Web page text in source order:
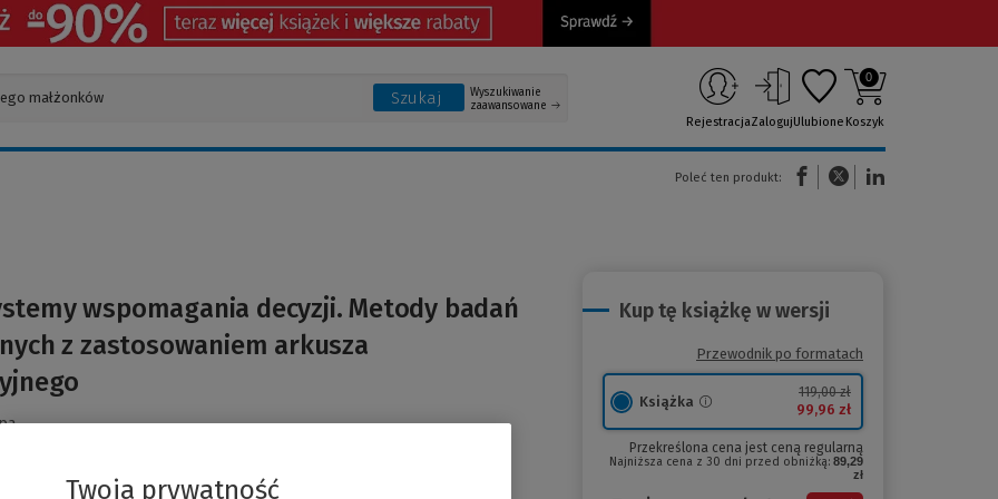
Szukaj
Wyszukiwanie
zaawansowane
RejestracjaZalogujUlubione
0
Koszyk
Poleć ten produkt:
(Nowe okno)(Link do innej strony)
wspomagania decyzji. Metody badań
z zastosowaniem arkusza
Kup tę książkę w wersji
Przewodnik po formatach
Książka
119,00 zł
99,96 zł
Przekreślona cena jest ceną regularną
Najniższa cena z 30 dni przed obniżką: 89,29
zł
Twoja prywatność